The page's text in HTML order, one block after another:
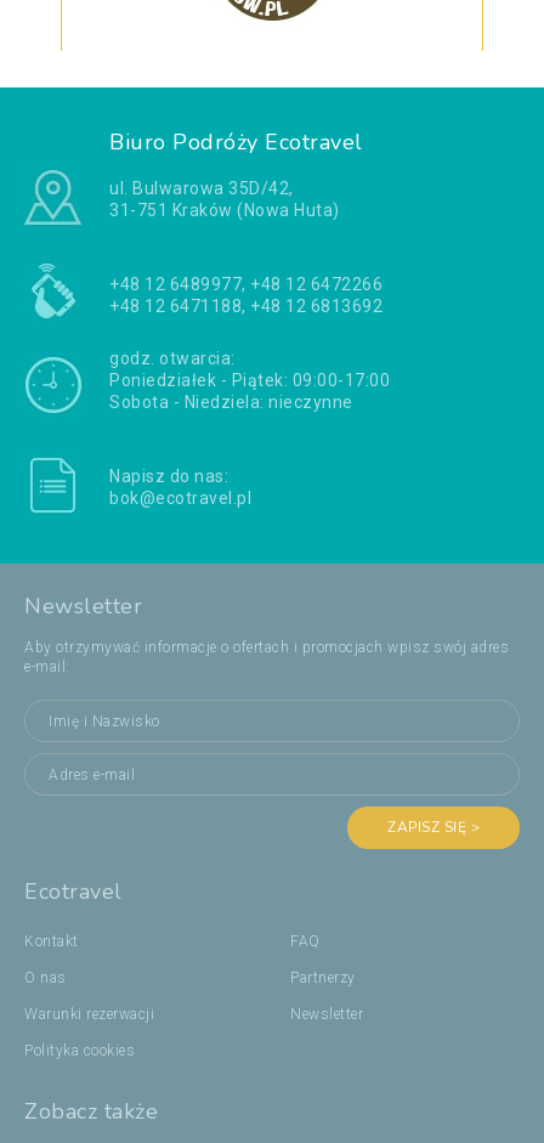
Biuro Podróży Ecotravel
ul. Bulwarowa 35D/42,
31-751 Kraków (Nowa Huta)
+48 12 6489977, +48 12 6472266
+48 12 6471188, +48 12 6813692
godz. otwarcia:
Poniedziałek - Piątek: 09:00-17:00
Sobota - Niedziela: nieczynne
Napisz do nas:
bok@ecotravel.pl
Newsletter
Aby otrzymywać informacje o ofertach i promocjach wpisz swój adres
e-mail:
ZAPISZ SIĘ >
Ecotravel
Kontakt
O nas
Warunki rezerwacji
Polityka cookies
FAQ
Partnerzy
Newsletter
Zobacz także